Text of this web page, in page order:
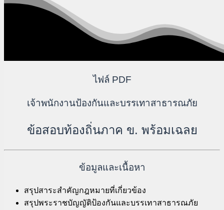
ไฟล์ PDF
เจ้าพนักงานป้องกันและบรรเทาสาธารณภัย
ข้อสอบท้องถิ่นภาค ข. พร้อมเฉลย
ข้อมูลและเนื้อหา
สรุปสาระสำคัญกฎหมายที่เกี่ยวข้อง
สรุปพระราชบัญญัติป้องกันและบรรเทาสาธารณภัย